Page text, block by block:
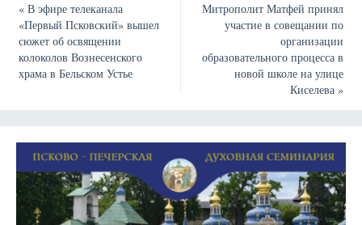
«В эфире телеканала
«Первый Псковский» вышел
сюжет об освящении
колоколов Вознесенского
храма в Бельском Устье
Митрополит Матфей принял
участие в совещании по
организации
образовательного процесса в
новой школе на улице
Киселева»